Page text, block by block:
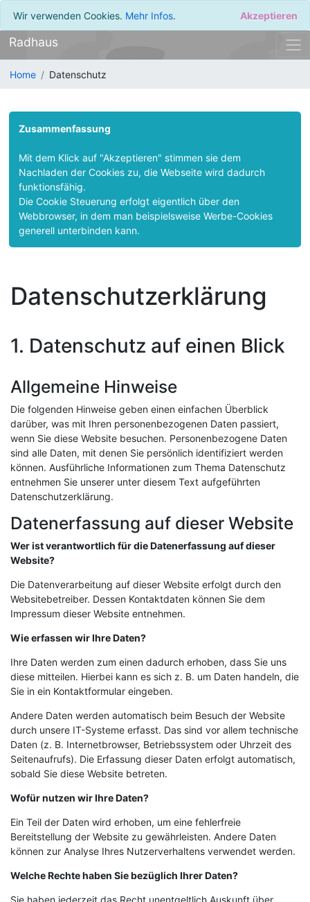
Wir verwenden Cookies. Mehr Infos. Akzeptieren
Radhaus
Home Datenschutz
Zusammenfassung
Mit dem Klick auf "Akzeptieren" stimmen sie dem
Nachladen der Cookies zu, die Webseite wird dadurch
funktionsfähig.
Die Cookie Steuerung erfolgt eigentlich über den
Webbrowser, in dem man beispielsweise Werbe-Cookies
generell unterbinden kann.
Datenschutzerklärung
1. Datenschutz auf einen Blick
Allgemeine Hinweise
Die folgenden Hinweise geben einen einfachen Überblick
darüber, was mit Ihren personenbezogenen Daten passiert,
wenn Sie diese Website besuchen. Personenbezogene Daten
sind alle Daten, mit denen Sie persönlich identifiziert werden
können. Ausführliche Informationen zum Thema Datenschutz
entnehmen Sie unserer unter diesem Text aufgeführten
Datenschutzerklärung.
Datenerfassung auf dieser Website
Wer ist verantwortlich für die Datenerfassung auf dieser
Website?
Die Datenverarbeitung auf dieser Website erfolgt durch den
Websitebetreiber. Dessen Kontaktdaten können Sie dem
Impressum dieser Website entnehmen.
Wie erfassen wir Ihre Daten?
Ihre Daten werden zum einen dadurch erhoben, dass Sie uns
diese mitteilen. Hierbei kann es sich z. B. um Daten handeln, die
Sie in ein Kontaktformular eingeben.
Andere Daten werden automatisch beim Besuch der Website
durch unsere IT-Systeme erfasst. Das sind vor allem technische
Daten (z. B. Internetbrowser, Betriebssystem oder Uhrzeit des
Seitenaufrufs). Die Erfassung dieser Daten erfolgt automatisch,
sobald Sie diese Website betreten.
Wofür nutzen wir Ihre Daten?
Ein Teil der Daten wird erhoben, um eine fehlerfreie
Bereitstellung der Website zu gewährleisten. Andere Daten
können zur Analyse Ihres Nutzerverhaltens verwendet werden.
Welche Rechte haben Sie bezüglich Ihrer Daten?
Sie haben jederzeit das Recht unentgeltlich Auskunft über